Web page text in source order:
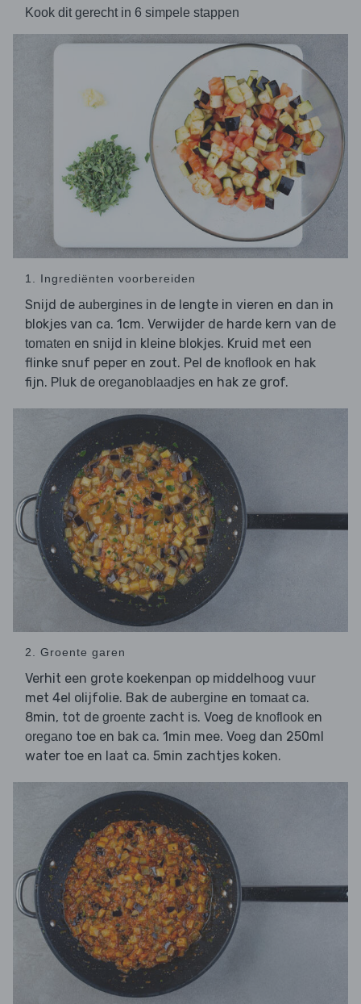
Kook dit gerecht in 6 simpele stappen
1. Ingrediënten voorbereiden
Snijd de aubergines in de lengte in vieren en dan in
blokjes van ca. 1cm. Verwijder de harde kern van de
tomaten en snijd in kleine blokjes. Kruid met een
flinke snuf peper en zout. Pel de knoflook en hak
fijn. Pluk de oreganoblaadjes en hak ze grof.
2. Groente garen
Verhit een grote koekenpan op middelhoog vuur
met 4el olijfolie. Bak de aubergine en tomaatca.
8min, tot de groente zacht is. Voeg de knoflook en
oregano toe en bak ca. 1min mee. Voeg dan 250ml
water toe en laat ca. 5min zachtjes koken.